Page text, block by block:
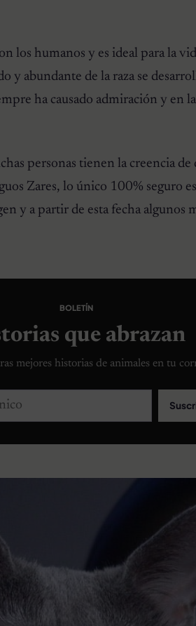
los humanos y es ideal para la
y abundante de la raza se
ha causado admiración y en
personas tienen la creencia de
Zares, lo único 100% seguro
y a partir de esta fecha algunos
BOLETÍN
que abrazan
mejores historias de animales en tu